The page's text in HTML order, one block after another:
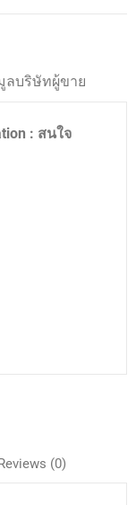
ลบริษัทผู้ขาย
: สนใจ
Reviews (0)